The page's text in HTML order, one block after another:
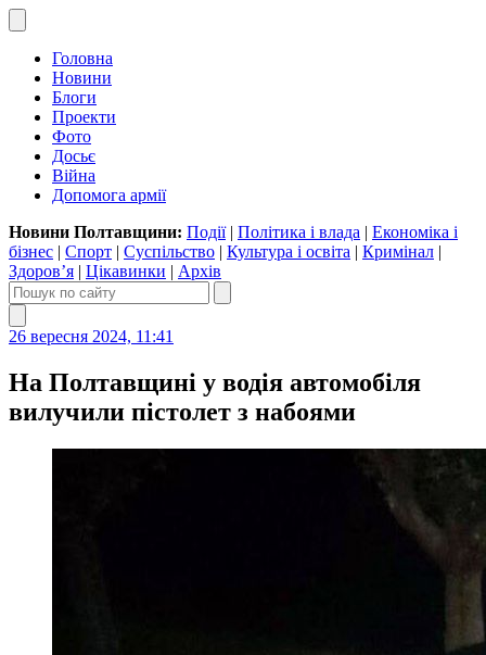
Головна
Новини
Блоги
Проекти
Фото
Досьє
Війна
Допомога армії
Новини Полтавщини: Події| Політика і влада | Економіка і
бізнес | Спорт | Суспільство | Культура і освіта | Кримінал |
Здоров’я | Цікавинки | Архів
26 вересня 2024, 11:41
На Полтавщині у водія автомобіля
вилучили пістолет з набоями